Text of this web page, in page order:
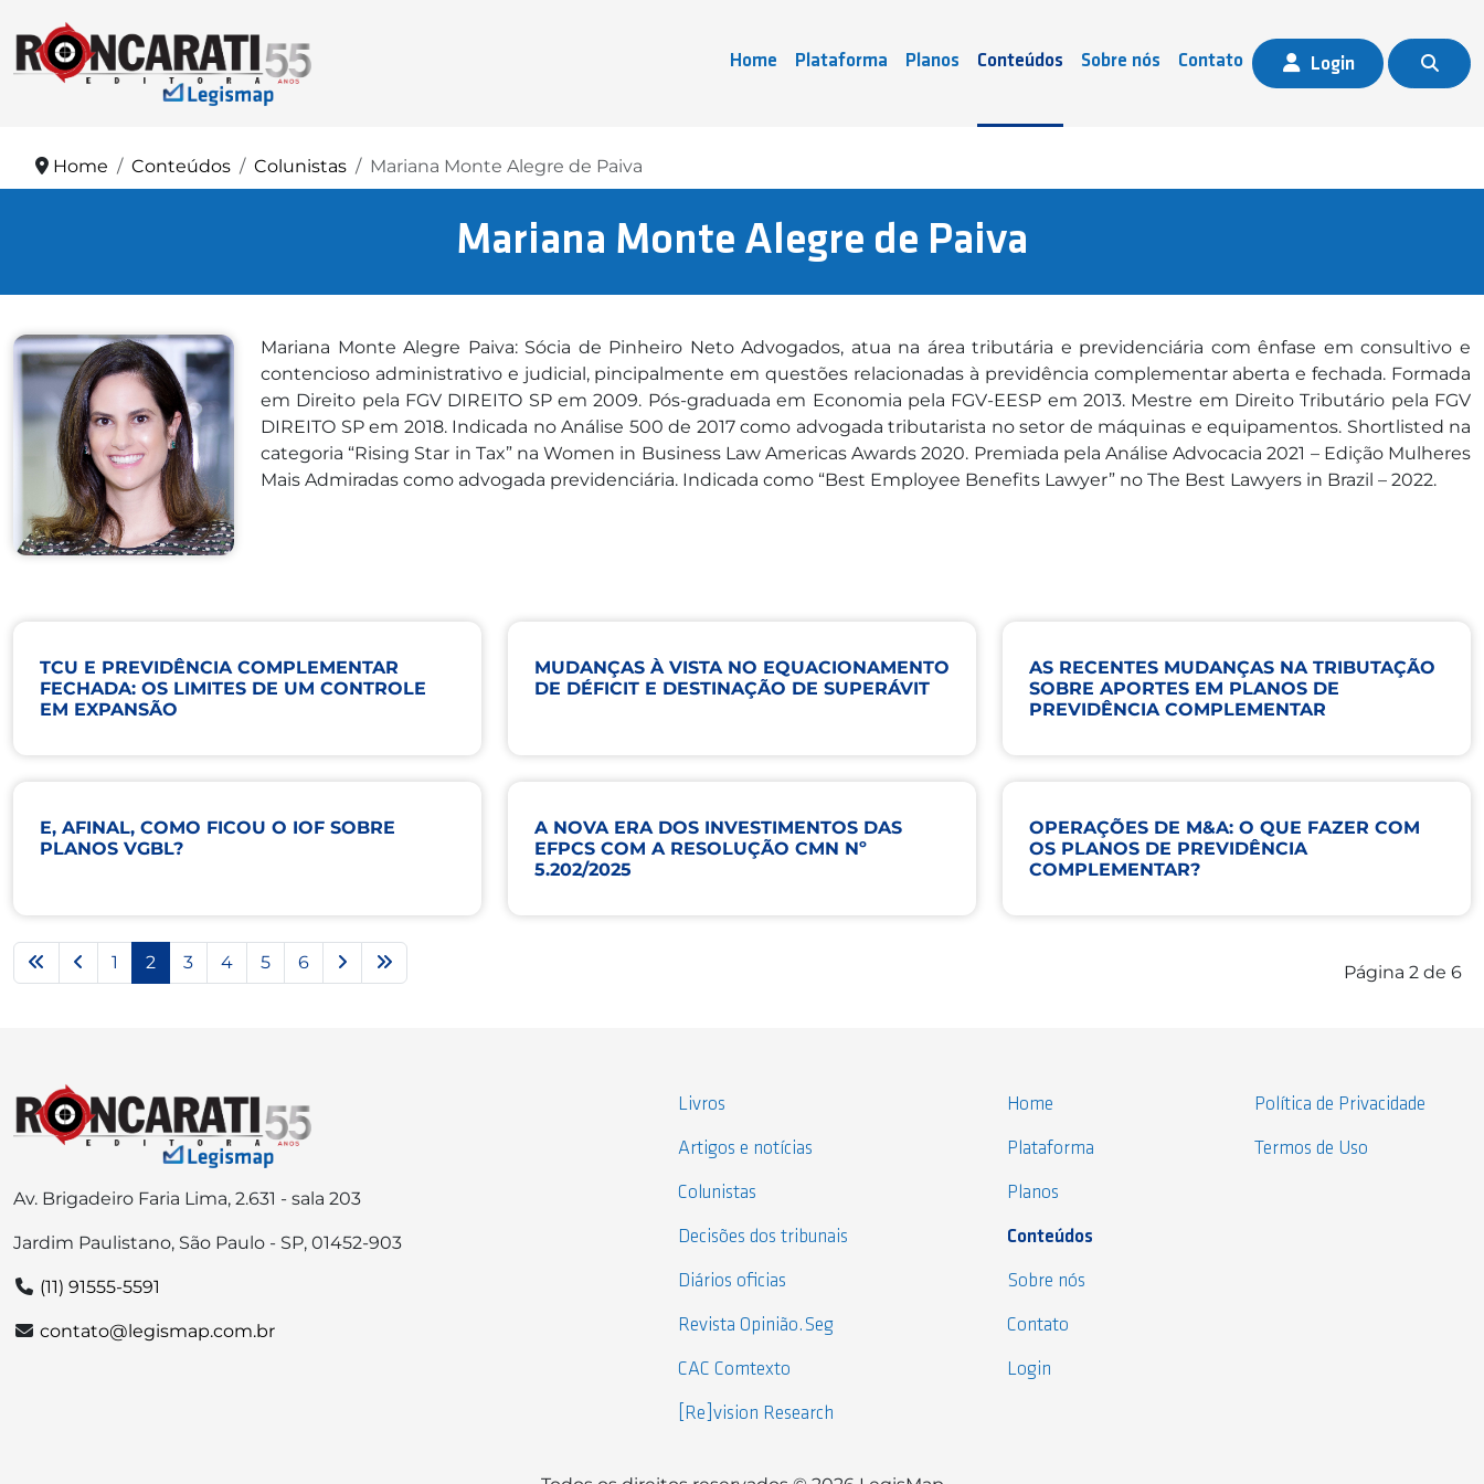
Home Plataforma Planos Conteúdos Sobre nós Contato Login
Home Conteúdos Colunistas Mariana Monte Alegre de Paiva
Mariana Monte Alegre de Paiva
Mariana Monte Alegre Paiva: Sócia de Pinheiro Neto Advogados, atua na área tributária e previdenciária com ênfase em consultivo e
contencioso administrativo e judicial, pincipalmente em questões relacionadas à previdência complementar aberta e fechada. Formada
em Direito pela FGV DIREITO SP em 2009. Pós-graduada em Economia pela FGV-EESP em 2013. Mestre em Direito Tributário pela FGV
DIREITO SP em 2018. Indicada no Análise 500 de 2017 como advogada tributarista no setor de máquinas e equipamentos. Shortlisted na
categoria “Rising Star in Tax” na Women in Business Law Americas Awards 2020. Premiada pela Análise Advocacia 2021 – Edição Mulheres
Mais Admiradas como advogada previdenciária. Indicada como “Best Employee Benefits Lawyer” no The Best Lawyers in Brazil – 2022.
TCU E PREVIDÊNCIA COMPLEMENTAR
FECHADA: OS LIMITES DE UM CONTROLE
EM EXPANSÃO
MUDANÇAS À VISTA NO EQUACIONAMENTO
DE DÉFICIT E DESTINAÇÃO DE SUPERÁVIT
AS RECENTES MUDANÇAS NA TRIBUTAÇÃO
SOBRE APORTES EM PLANOS DE
PREVIDÊNCIA COMPLEMENTAR
E, AFINAL, COMO FICOU O IOF SOBRE
PLANOS VGBL?
A NOVA ERA DOS INVESTIMENTOS DAS
EFPCS COM A RESOLUÇÃO CMN Nº
5.202/2025
OPERAÇÕES DE M&A: O QUE FAZER COM
OS PLANOS DE PREVIDÊNCIA
COMPLEMENTAR?
Página 2 de 6
1 2 3 4 5 6
Av. Brigadeiro Faria Lima, 2.631 - sala 203
Jardim Paulistano, São Paulo - SP, 01452-903
(11) 91555-5591
contato@legismap.com.br
Livros
Artigos e notícias
Colunistas
Decisões dos tribunais
Diários oficias
Revista Opinião.Seg
CAC Comtexto
[Re]vision Research
Home
Plataforma
Planos
Conteúdos
Sobre nós
Contato
Login
Política de Privacidade
Termos de Uso